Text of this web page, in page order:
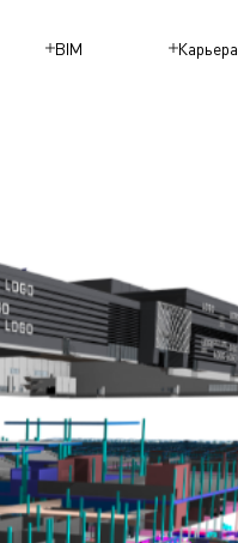
BIM Карьера